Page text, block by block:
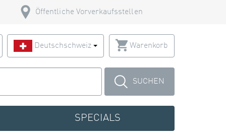
Öffentliche Vorverkaufsstellen
Deutschschweiz Warenkorb
SUCHEN
SPECIALS